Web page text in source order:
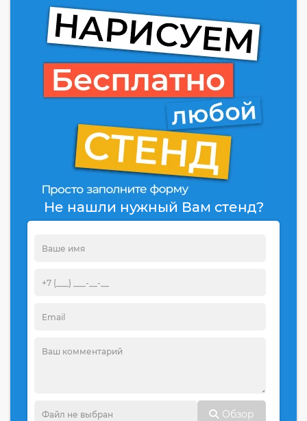
Не нашли нужный Вам стенд?
Обзор